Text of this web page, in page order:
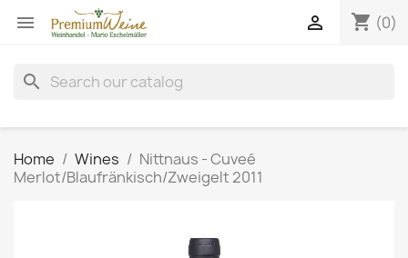
 shopping_cart (0)

search
Home Wines
Nittnaus - Cuveé
Merlot/Blaufränkisch/Zweigelt 2011